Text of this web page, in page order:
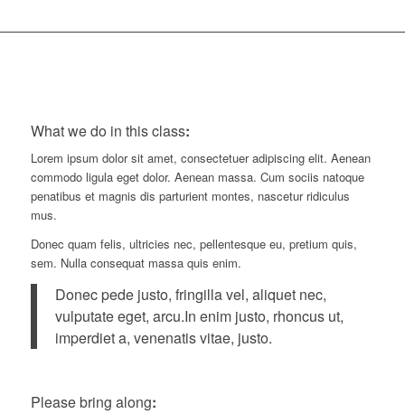
What we do in this class:
Lorem ipsum dolor sit amet, consectetuer adipiscing elit. Aenean
commodo ligula eget dolor. Aenean massa. Cum sociis natoque
penatibus et magnis dis parturient montes, nascetur ridiculus
mus.
Donec quam felis, ultricies nec, pellentesque eu, pretium quis,
sem. Nulla consequat massa quis enim.
Donec pede justo, fringilla vel, aliquet nec,
vulputate eget, arcu.In enim justo, rhoncus ut,
imperdiet a, venenatis vitae, justo.
Please bring along: